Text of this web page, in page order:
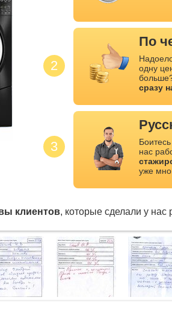
2
3
По
одну
сразу
нас
уже
клиентов, которые сделали у нас